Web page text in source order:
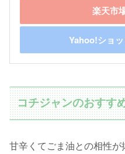
楽天市
Yahoo!ショ
コチジャンのおすす
甘辛くてごま油との相性